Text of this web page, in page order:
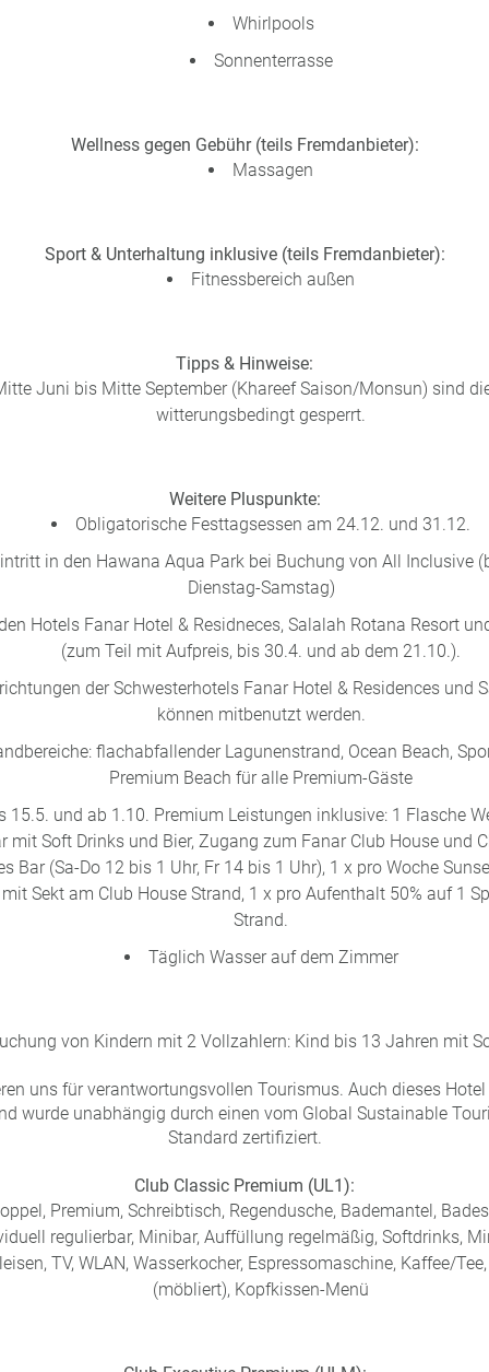
Whirlpools
Sonnenterrasse
Wellness gegen Gebühr (teils Fremdanbieter):
Massagen
Sport & Unterhaltung inklusive (teils Fremdanbieter):
Fitnessbereich außen
Tipps & Hinweise:
Juni bis Mitte September (Khareef Saison/Monsun) sind
witterungsbedingt gesperrt.
Weitere Pluspunkte:
Obligatorische Festtagsessen am 24.12. und 31.12.
in den Hawana Aqua Park bei Buchung von All Inclusive
Dienstag-Samstag)
Hotels Fanar Hotel & Residneces, Salalah Rotana Resort
(zum Teil mit Aufpreis, bis 30.4. und ab dem 21.10.).
der Schwesterhotels Fanar Hotel & Residences und
können mitbenutzt werden.
flachabfallender Lagunenstrand, Ocean Beach,
Premium Beach für alle Premium-Gäste
15.5. und ab 1.10. Premium Leistungen inklusive: 1 Flasche
mit Soft Drinks und Bier, Zugang zum Fanar Club House und
Bar (Sa-Do 12 bis 1 Uhr, Fr 14 bis 1 Uhr), 1 x pro Woche
Sekt am Club House Strand, 1 x pro Aufenthalt 50% auf 1
Strand.
Täglich Wasser auf dem Zimmer
von Kindern mit 2 Vollzahlern: Kind bis 13 Jahren mit
uns für verantwortungsvollen Tourismus. Auch dieses
wurde unabhängig durch einen vom Global Sustainable
Standard zertifiziert.
Club Classic Premium (UL1):
Premium, Schreibtisch, Regendusche, Bademantel,
regulierbar, Minibar, Auffüllung regelmäßig, Softdrinks,
TV, WLAN, Wasserkocher, Espressomaschine, Kaffee/
(möbliert), Kopfkissen-Menü